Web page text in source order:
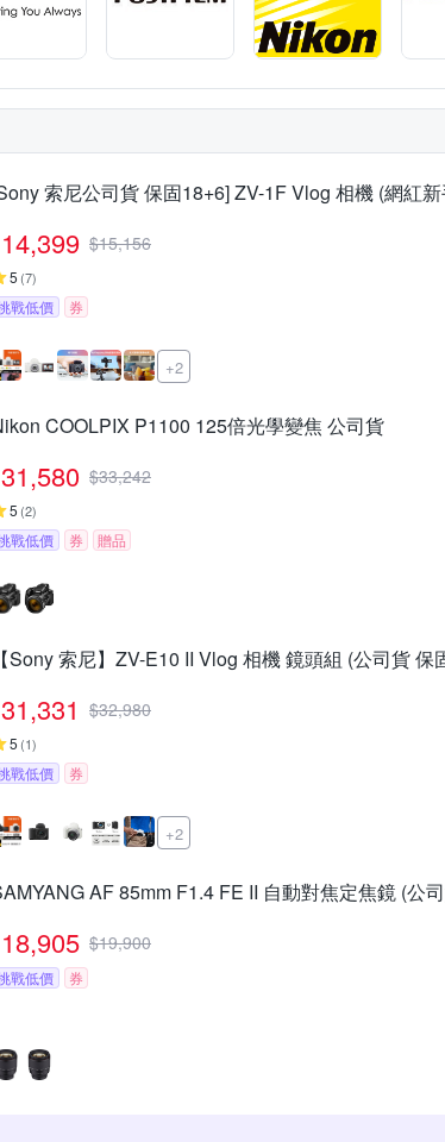
索尼公司貨 保固18+6] ZV-1F Vlog 相機 (網紅新
14,399 $15,156
5 (7)
戰低價 券
+2
COOLPIX P1100 125倍光學變焦 公司貨
31,580 $33,242
5 (2)
戰低價 券 贈品
Sony 索尼】ZV-E10 II Vlog 相機 鏡頭組 (公司貨 保
31,331 $32,980
5 (1)
戰低價 券
+2
AF 85mm F1.4 FE II 自動對焦定焦鏡 (公
18,905 $19,900
戰低價 券